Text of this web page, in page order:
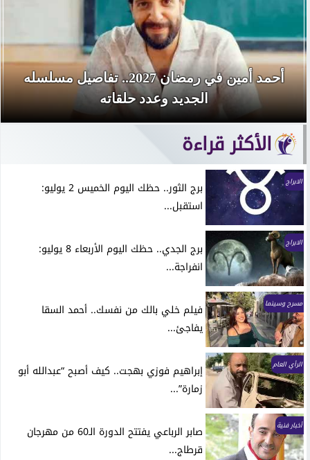
أحمد أمين في رمضان 2027.. تفاصيل مسلسله
الجديد وعدد حلقاته
الأكثر قراءة
الابراج
برج الثور.. حظك اليوم الخميس 2 يوليو:
استقبل...
الابراج
برج الجدي.. حظك اليوم الأربعاء 8 يوليو:
انفراجة...
مسرح وسينما
فيلم خلي بالك من نفسك.. أحمد السقا
يفاجئ...
الرأي العام
إبراهيم فوزي بهجت.. كيف أصبح “عبدالله أبو
زمارة”...
أخبار فنية
صابر الرباعي يفتتح الدورة الـ60 من مهرجان
قرطاج...